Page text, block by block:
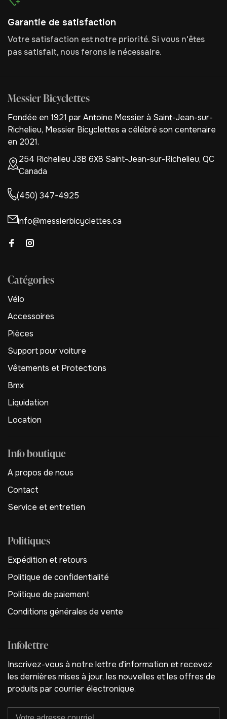
Garantie de satisfaction
Votre satisfaction est notre priorité. Si vous n'êtes
pas satisfait, nous ferons le nécessaire.
Messier Bicyclettes
Fondée en 1921 par Antoine Messier à Saint-Jean-sur-
Richelieu, Messier Bicyclettes a célébré son centenaire
en 2021.
254 Richelieu J3B 6X8 Saint-Jean-sur-Richelieu, QC
Canada
(450) 347-4925
info@messierbicyclettes.ca
Catégories
Vélo
Accessoires
Pièces
Support pour voiture
Vêtements et Protections
Bmx
Liquidation
Location
Info boutique
A propos de nous
Contact
Service et entretien
Politiques
Expédition et retours
Politique de confidentialité
Politique de paiement
Conditions générales de vente
Infolettre
Inscrivez-vous à notre lettre d'information et recevez
les dernières mises à jour, les nouvelles et les offres de
produits par courrier électronique.